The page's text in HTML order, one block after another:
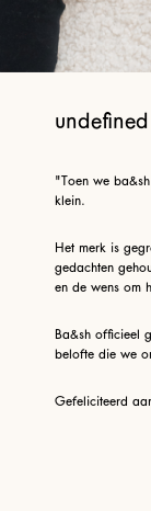
undefined
"Toen we
klein.
Het merk is
gedachten
en de wens om
Ba&sh officieel
belofte die we
Gefeliciteerd